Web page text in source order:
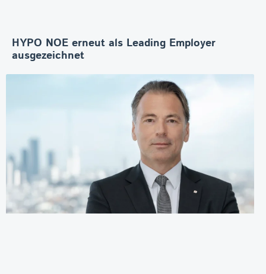
HYPO NOE erneut als Leading Employer
ausgezeichnet